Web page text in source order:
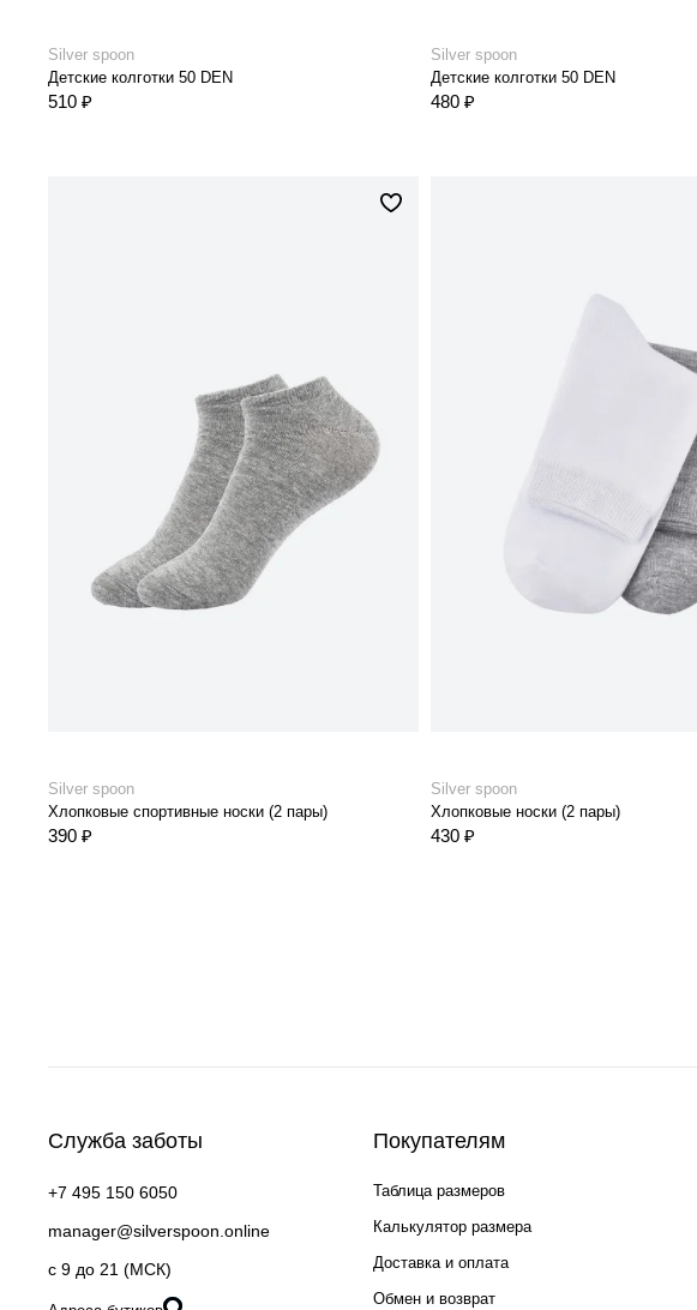
Silver spoon
Детские колготки 50 DEN
510 ₽
Silver spoon
Детские колготки 50 DEN
480 ₽
Silver spoon
Хлопковые спортивные носки (2 пары)
390 ₽
Silver spoon
Хлопковые носки (2 пары)
430 ₽
Служба заботы
+7 495 150 6050
manager@silverspoon.online
c 9 до 21 (МСК)
Покупателям
Таблица размеров
Калькулятор размера
Доставка и оплата
Обмен и возврат